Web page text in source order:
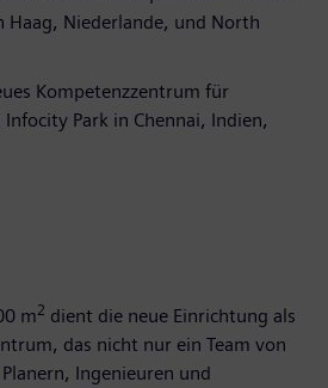
Haag, Niederlande, und North
Kompetenzzentrum für
Park in Chennai, Indien,
m2 dient die neue Einrichtung als
das nicht nur ein Team von
Ingenieuren und